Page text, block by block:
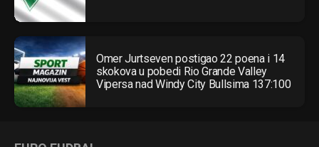
Omer Jurtseven postigao 22 poena i 14
skokova u pobedi Rio Grande Valley
Vipersa nad Windy City Bullsima 137:100